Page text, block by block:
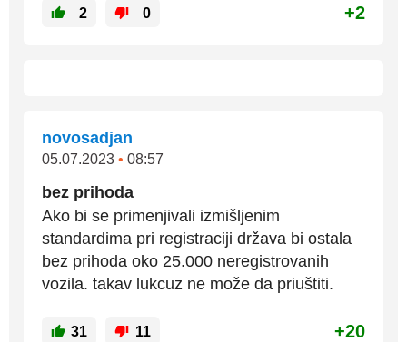
2 0 +2
novosadjan
05.07.2023 • 08:57
bez prihoda
Ako bi se primenjivali izmišljenim
standardima pri registraciji država bi ostala
bez prihoda oko 25.000 neregistrovanih
vozila. takav lukcuz ne može da priuštiti.
31 11 +20